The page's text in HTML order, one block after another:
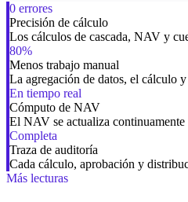
0 errores
Precisión de cálculo
Los cálculos de cascada, NAV y
80%
Menos trabajo manual
La agregación de datos, el cálculo
En tiempo real
Cómputo de NAV
El NAV se actualiza
Completa
Traza de auditoría
Cada cálculo, aprobación y
Más lecturas